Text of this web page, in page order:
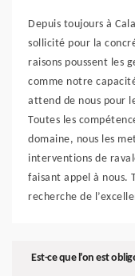
Depuis toujours à
sollicité pour la
raisons poussent les
comme notre
attend de nous pour
Toutes les
domaine, nous les
interventions de
faisant appel à nous.
recherche de
Est-ce que l’on est